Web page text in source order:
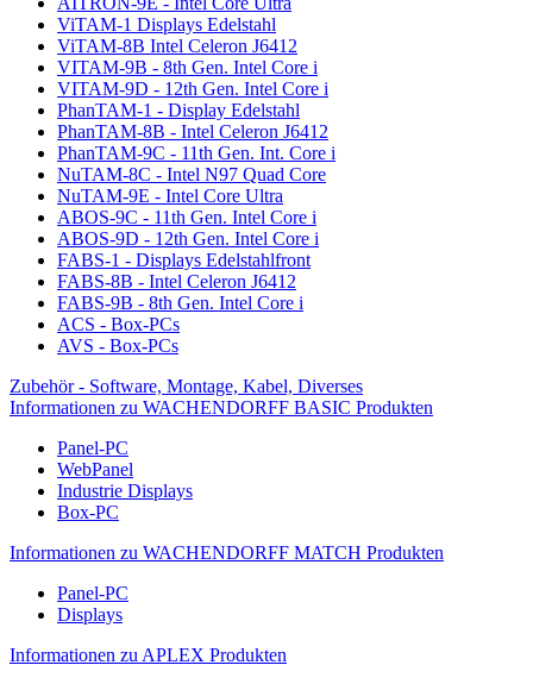
ViTAM-1 Displays Edelstahl
ViTAM-8B Intel Celeron J6412
VITAM-9B - 8th Gen. Intel Core i
VITAM-9D - 12th Gen. Intel Core i
PhanTAM-1 - Display Edelstahl
PhanTAM-8B - Intel Celeron J6412
PhanTAM-9C - 11th Gen. Int. Core i
NuTAM-8C - Intel N97 Quad Core
NuTAM-9E - Intel Core Ultra
ABOS-9C - 11th Gen. Intel Core i
ABOS-9D - 12th Gen. Intel Core i
FABS-1 - Displays Edelstahlfront
FABS-8B - Intel Celeron J6412
FABS-9B - 8th Gen. Intel Core i
ACS - Box-PCs
AVS - Box-PCs
Zubehör - Software, Montage, Kabel, Diverses
Informationen zu WACHENDORFF BASIC Produkten
Panel-PC
WebPanel
Industrie Displays
Box-PC
Informationen zu WACHENDORFF MATCH Produkten
Panel-PC
Displays
Informationen zu APLEX Produkten